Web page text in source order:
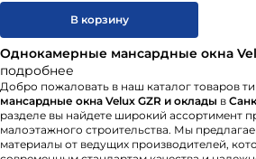
В корзину
Однокамерные мансардные окна
подробнее
Добро пожаловать в наш каталог товаров
мансардные окна Velux GZR и оклады в
разделе вы найдете широкий ассортимент
малоэтажного строительства. Мы
материалы от ведущих производителей,